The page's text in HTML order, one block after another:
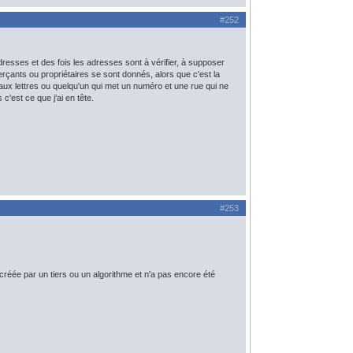
#252
et des fois les adresses sont à vérifier, à supposer
ou propriétaires se sont donnés, alors que c'est la
lettres ou quelqu'un qui met un numéro et une rue qui ne
ce que j'ai en tête.
#253
par un tiers ou un algorithme et n'a pas encore été